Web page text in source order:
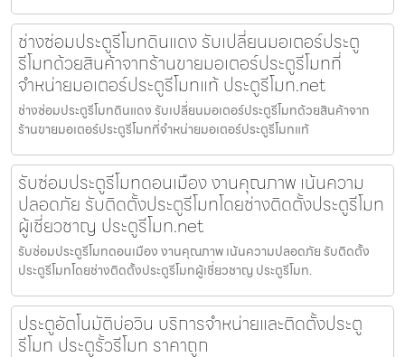
ช่างซ่อมประตูรีโมทดินแดง รับเปลี่ยนมอเตอร์ประตู
รีโมทด้วยสินค้าจากร้านขายมอเตอร์ประตูรีโมทที่
จำหน่ายมอเตอร์ประตูรีโมทแท้ ประตูรีโมท.net
ช่างซ่อมประตูรีโมทดินแดง รับเปลี่ยนมอเตอร์ประตูรีโมทด้วยสินค้าจาก
ร้านขายมอเตอร์ประตูรีโมทที่จำหน่ายมอเตอร์ประตูรีโมทแท้
รับซ่อมประตูรีโมทดอนเมือง งานคุณภาพ เน้นความ
ปลอดภัย รับติดตั้งประตูรีโมทโดยช่างติดตั้งประตูรีโมท
ผู้เชี่ยวชาญ ประตูรีโมท.net
รับซ่อมประตูรีโมทดอนเมือง งานคุณภาพ เน้นความปลอดภัย รับติดตั้ง
ประตูรีโมทโดยช่างติดตั้งประตูรีโมทผู้เชี่ยวชาญ ประตูรีโมท.
ประตูอัตโนมัติบ่อวิน บริการจำหน่ายและติดตั้งประตู
รีโมท ประตูรั้วรีโมท ราคาถูก